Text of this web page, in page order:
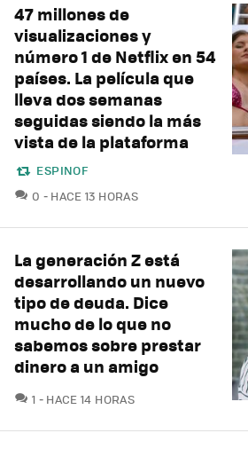
47 millones de
visualizaciones y
número 1 de Netflix en 54
países. La película que
lleva dos semanas
seguidas siendo la más
vista de la plataforma
ESPINOF
0 COMENTARIOS
HACE 13 HORAS
La generación Z está
desarrollando un nuevo
tipo de deuda. Dice
mucho de lo que no
sabemos sobre prestar
dinero a un amigo
1 COMENTARIOS
HACE 14 HORAS